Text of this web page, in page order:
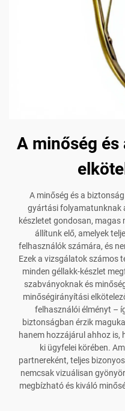
A minőség
A minőség és a
gyártási folyamatunknak
készletet gondosan, magas
állítunk elő, amelyek
felhasználók számára, és
Ezek a vizsgálatok számos
minden géllakk-készlet
szabványoknak és
minőségirányítási
felhasználói élményt –
biztonságban érzik
hanem hozzájárul ahhoz is,
ki ügyfelei körében.
partnereként, teljes
nemcsak vizuálisan
megbízható és kiváló